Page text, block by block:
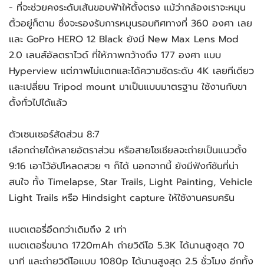
- ที่จะช่วยคงระดับเส้นขอบฟ้าให้ตั้งตรง แม้ว่ากล้องเราจะหมุน
ติ้วอยู่ก็ตาม ซึ่งจะรองรับการหมุนรอบทิศทางที่ 360 องศา เลย
และ GoPro HERO 12 Black ยังมี New Max Lens Mod
2.0 เลนส์อัลตราไวด์ ที่ให้ภาพกว้างถึง 177 องศา แบบ
Hyperview แต่ภาพไม่แตกและได้ความชัดระดับ 4K เลยทีเดียว
และเปลี่ยน Tripod mount มาเป็นแบบมาตรฐาน ใช้งานกับขา
ตั้งทั่วไปได้แล้ว
ตัวเซนเซอร์สัดส่วน 8:7
เลือกถ่ายได้หลายอัตราส่วน หรือสายโซเชียลจะถ่ายเป็นแนวตั้ง
9:16 เอาไว้อัปโหลดสวย ๆ ก็ได้ นอกจากนี้ ยังมีฟังก์ชันที่น่า
สนใจ ทั้ง Timelapse, Star Trails, Light Painting, Vehicle
Light Trails หรือ Hindsight capture ให้ใช้งานครบครัน
แบตเตอรี่อึดกว่าเดิมถึง 2 เท่า
แบตเตอรี่ขนาด 1720mAh ถ่ายวิดีโอ 5.3K ได้นานสูงสุด 70
นาที และถ่ายวิดีโอแบบ 1080p ได้นานสูงสุด 2.5 ชั่วโมง อีกทั้ง